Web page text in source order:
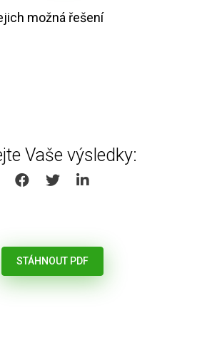
možná řešení
Vaše výsledky:
SHARE ON FACEBOOK
SHARE ON TWITTER
SHARE ON LINKEDIN
STÁHNOUT PDF